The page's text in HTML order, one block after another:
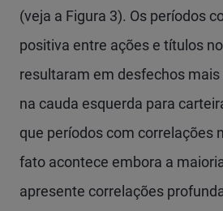
(veja a Figura 3). Os períodos
positiva entre ações e títulos
resultaram em desfechos
na cauda esquerda para
que períodos com correlações
fato acontece embora a
apresente correlações